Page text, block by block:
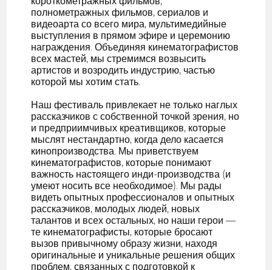
полнометражных фильмов, сериалов и
видеоарта со всего мира, мультимедийные
выступления в прямом эфире и церемонию
награждения. Объединяя кинематографистов
всех мастей, мы стремимся возвысить
артистов и возродить индустрию, частью
которой мы хотим стать.
Наш фестиваль привлекает не только наглых
рассказчиков с собственной точкой зрения, но
и предприимчивых креативщиков, которые
мыслят нестандартно, когда дело касается
кинопроизводства. Мы приветствуем
кинематографистов, которые понимают
важность настоящего инди-производства (и
умеют носить все необходимое). Мы рады
видеть опытных профессионалов и опытных
рассказчиков, молодых людей, новых
талантов и всех остальных, но наши герои —
те кинематографисты, которые бросают
вызов привычному образу жизни, находя
оригинальные и уникальные решения общих
проблем, связанных с подготовкой к